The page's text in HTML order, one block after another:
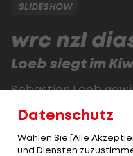
SLIDESHOW
wrc nzl
Loeb siegt im
Sebastien Loeb
Datenschutz
Wählen Sie [Alle
und Diensten